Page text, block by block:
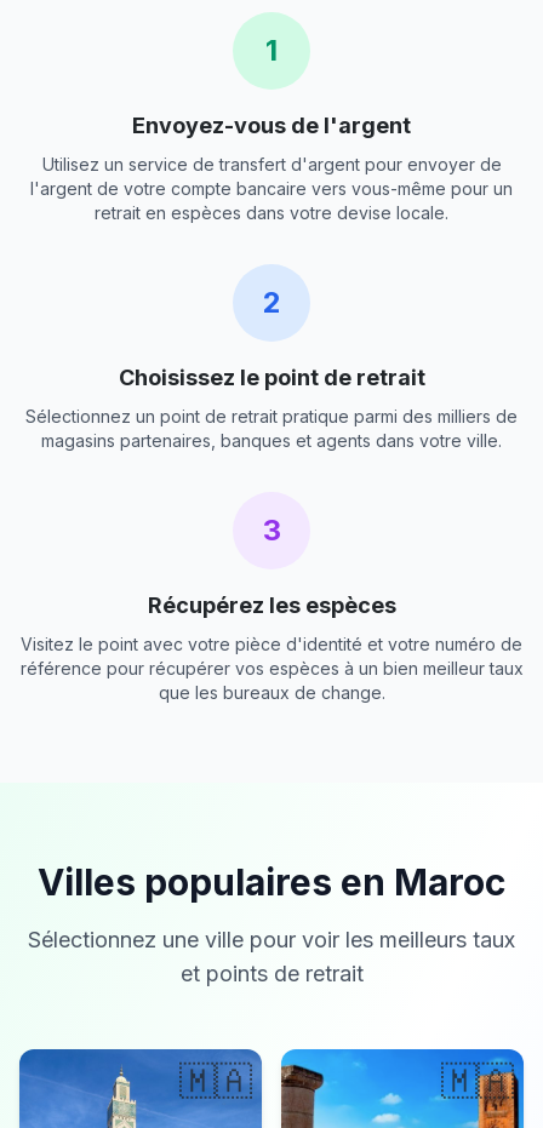
1
Envoyez-vous de l'argent
Utilisez un service de transfert d'argent pour envoyer de
l'argent de votre compte bancaire vers vous-même pour un
retrait en espèces dans votre devise locale.
2
Choisissez le point de retrait
Sélectionnez un point de retrait pratique parmi des milliers de
magasins partenaires, banques et agents dans votre ville.
3
Récupérez les espèces
Visitez le point avec votre pièce d'identité et votre numéro de
référence pour récupérer vos espèces à un bien meilleur taux
que les bureaux de change.
Villes populaires en Maroc
Sélectionnez une ville pour voir les meilleurs taux
et points de retrait
🇲🇦 🇲🇦